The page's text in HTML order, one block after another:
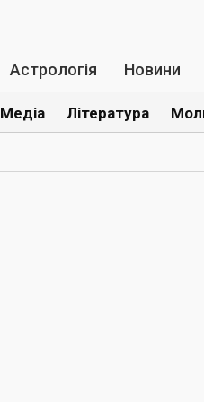
Астрологія Новини
Медіа Література